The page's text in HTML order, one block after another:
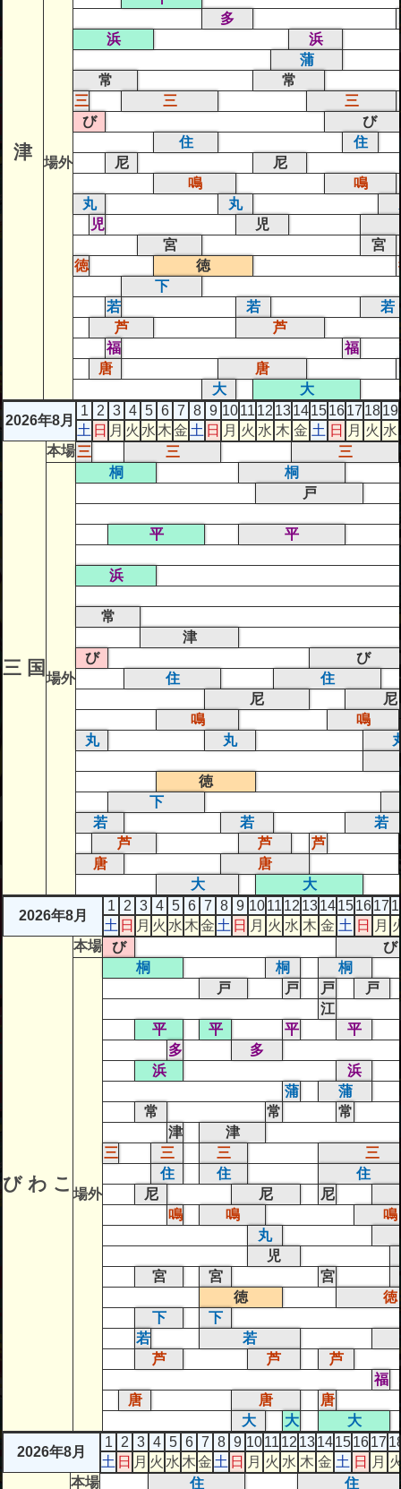
津 場外
多
浜
浜
蒲
常
常
三
三
三
び
び
住
住
尼
尼
鳴
鳴
丸
丸
児
児
宮
宮
徳
徳
下
若
若
若
芦
芦
福
福
唐
唐
大
大
2026年8月
1 2 3 4 5 6 7 8 9 1011 12 1314151617 1819
土 日 月 火 水 木金 土 日 月 火 水 木 金 土 日 月 火 水
三 国
本場三 三 三
場外
桐
桐
戸
平 平
浜
常
津
び
び
住
住
尼
尼
鳴
鳴
丸
丸
徳
下
若
若
若
芦
芦
芦
唐
唐
大
大
2026年8月
1 2 3 4 5 6 7 8 9 1011 12 1314151617
土 日 月 火 水 木金 土 日 月 火 水 木 金 土 日 月
び わ こ
本場 び び
場外
桐 桐
桐
戸
戸 戸
戸
江
平
平 平
平
多
多
浜
浜
蒲
蒲
常
常
常
津
津
三
三 三
三
住
住
住
尼
尼
尼
鳴
鳴
鳴
丸
児
宮
宮 宮
徳
徳
下
下
若
若
芦
芦
芦
福
唐
唐
唐
大
大
大
2026年8月
1 2 3 4 5 6 7 8 9 1011 12 1314151617
土 日 月 火 水 木金 土 日 月 火 水 木 金 土 日 月
本場
住 住